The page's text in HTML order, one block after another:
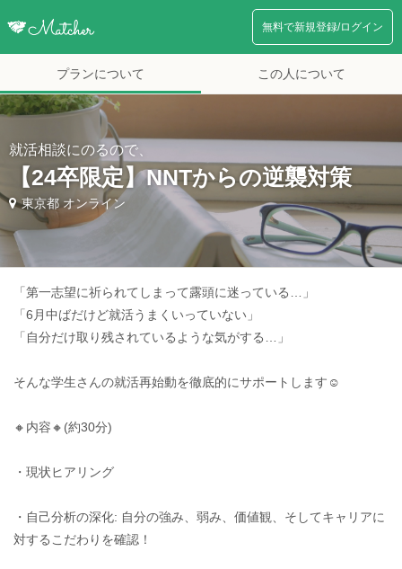
無料で新規登録/ログイン
プランについて この人について
就活相談にのるので、
【24卒限定】NNTからの逆襲対策
東京都 オンライン
「第一志望に祈られてしまって露頭に迷っている…」
「6月中ばだけど就活うまくいっていない」
「自分だけ取り残されているような気がする…」
そんな学生さんの就活再始動を徹底的にサポートします☺️
🔸内容🔸(約30分)
・現状ヒアリング
・自己分析の深化: 自分の強み、弱み、価値観、そしてキャリアに
対するこだわりを確認！